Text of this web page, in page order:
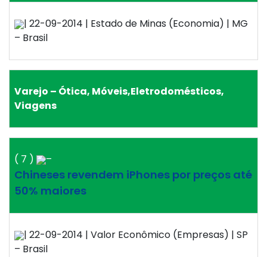
| 22-09-2014 | Estado de Minas (Economia) | MG
– Brasil
Varejo – Ótica, Móveis,Eletrodomésticos,
Viagens
( 7 ) –
Chineses revendem iPhones por preços até
50% maiores
| 22-09-2014 | Valor Econômico (Empresas) | SP
– Brasil